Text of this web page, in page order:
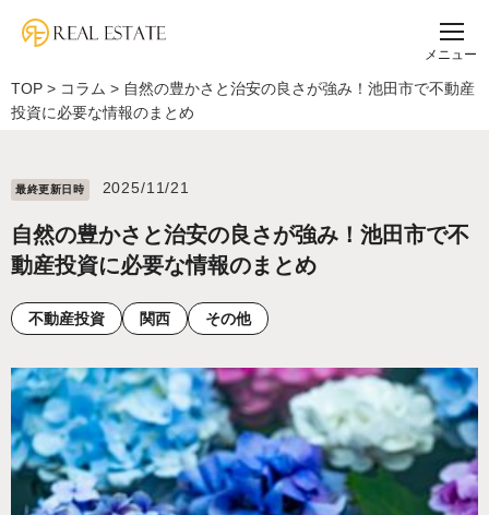
メニュー
TOP > コラム > 自然の豊かさと治安の良さが強み！池田市で不動産
投資に必要な情報のまとめ
最終更新⽇時 2025/11/21
自然の豊かさと治安の良さが強み！池田市で不
動産投資に必要な情報のまとめ
不動産投資 関西 その他